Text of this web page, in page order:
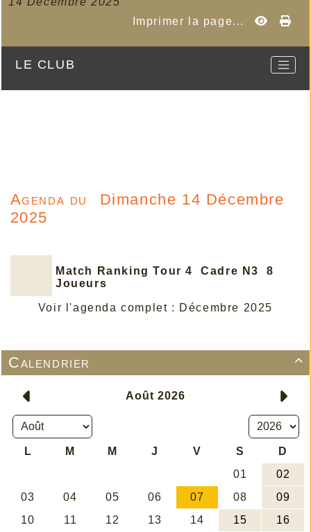
Imprimer la page...
LE CLUB

Calendrier
Agenda du
Dimanche 14 Décembre
2025
Match Ranking Tour 4 Cadre N3 8
Joueurs
Voir l'agenda complet : Décembre 2025